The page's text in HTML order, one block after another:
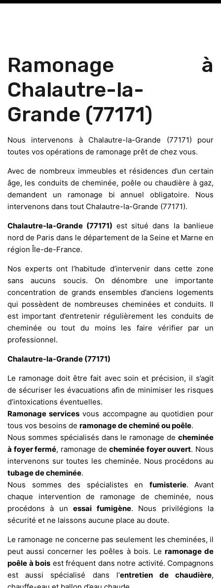
Ramonage à
Chalautre-la-
Grande (77171)
Nous intervenons à Chalautre-la-Grande (77171) pour
toutes vos opérations de ramonage prêt de chez vous.
Avec de nombreux immeubles et résidences d’un certain
âge, les conduits de cheminée, poêle ou chaudière à gaz,
demandent un ramonage bi annuel obligatoire. Nous
intervenons dans tout Chalautre-la-Grande (77171).
Chalautre-la-Grande (77171) est situé dans la banlieue
nord de Paris dans le département de la Seine et Marne en
région Île-de-France.
Nos experts ont l’habitude d’intervenir dans cette zone
sans aucuns soucis. On dénombre une importante
concentration de grands ensembles d’anciens logements
qui possèdent de nombreuses cheminées et conduits. Il
est important d’entretenir régulièrement les conduits de
cheminée ou tout du moins les faire vérifier par un
professionnel.
Chalautre-la-Grande (77171)
Le ramonage doit être fait avec soin et précision, il s’agit
de sécuriser les évacuations afin de minimiser les risques
d’intoxications éventuelles.
Ramonage services vous accompagne au quotidien pour
tous vos besoins de ramonage de cheminé ou poêle.
Nous sommes spécialisés dans le ramonage de cheminée
à foyer fermé, ramonage decheminée foyer ouvert. Nous
intervenons sur toutes les cheminée. Nous procédons au
tubage de cheminée.
Nous sommes des spécialistes en fumisterie. Avant
chaque intervention de ramonage de cheminée, nous
procédons à unessai fumigène. Nous privilégions la
sécurité et ne laissons aucune place au doute.
Le ramonage ne concerne pas seulement les cheminées, il
peut aussi concerner les poêles à bois. Le ramonage de
poêle à bois est fréquent dans notre activité. Compagnons
est aussi spécialisé dans l’entretien de chaudière,